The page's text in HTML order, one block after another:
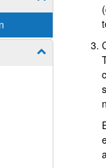
Mostrar/ocultar